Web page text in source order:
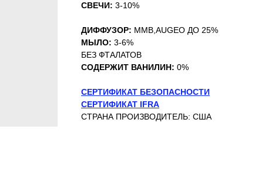
СВЕЧИ: 3-10%
ДИФФУЗОР: MMB,AUGEO ДО 25%
МЫЛО: 3-6%
БЕЗ ФТАЛАТОВ
СОДЕРЖИТ ВАНИЛИН: 0%
СЕРТИФИКАТ БЕЗОПАСНОСТИ
СЕРТИФИКАТ IFRA
СТРАНА ПРОИЗВОДИТЕЛЬ: США